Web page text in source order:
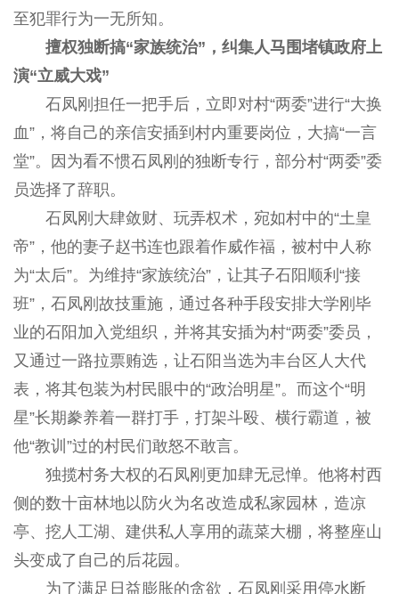
至犯罪行为一无所知。
擅权独断搞“家族统治”，纠集人马围堵镇政府上
演“立威大戏”
石凤刚担任一把手后，立即对村“两委”进行“大换
血”，将自己的亲信安插到村内重要岗位，大搞“一言
堂”。因为看不惯石凤刚的独断专行，部分村“两委”委
员选择了辞职。
石凤刚大肆敛财、玩弄权术，宛如村中的“土皇
帝”，他的妻子赵书连也跟着作威作福，被村中人称
为“太后”。为维持“家族统治”，让其子石阳顺利“接
班”，石凤刚故技重施，通过各种手段安排大学刚毕
业的石阳加入党组织，并将其安插为村“两委”委员，
又通过一路拉票贿选，让石阳当选为丰台区人大代
表，将其包装为村民眼中的“政治明星”。而这个“明
星”长期豢养着一群打手，打架斗殴、横行霸道，被
他“教训”过的村民们敢怒不敢言。
独揽村务大权的石凤刚更加肆无忌惮。他将村西
侧的数十亩林地以防火为名改造成私家园林，造凉
亭、挖人工湖、建供私人享用的蔬菜大棚，将整座山
头变成了自己的后花园。
为了满足日益膨胀的贪欲，石凤刚采用停水断